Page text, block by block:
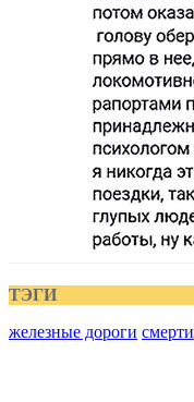
ТЭГИ
железные дороги смерти